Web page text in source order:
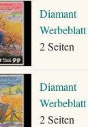
Diamant
Werbeblatt
2 Seiten
Diamant
Werbeblatt
2 Seiten